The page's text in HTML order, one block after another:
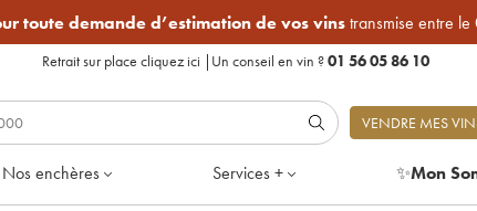
toute demande d’estimation de vos vinstransmise entre
Retrait sur place cliquez ici | Un conseil en vin ?01 56 05 86 10
VENDRE MES
Nos enchères Services + ✨Mon